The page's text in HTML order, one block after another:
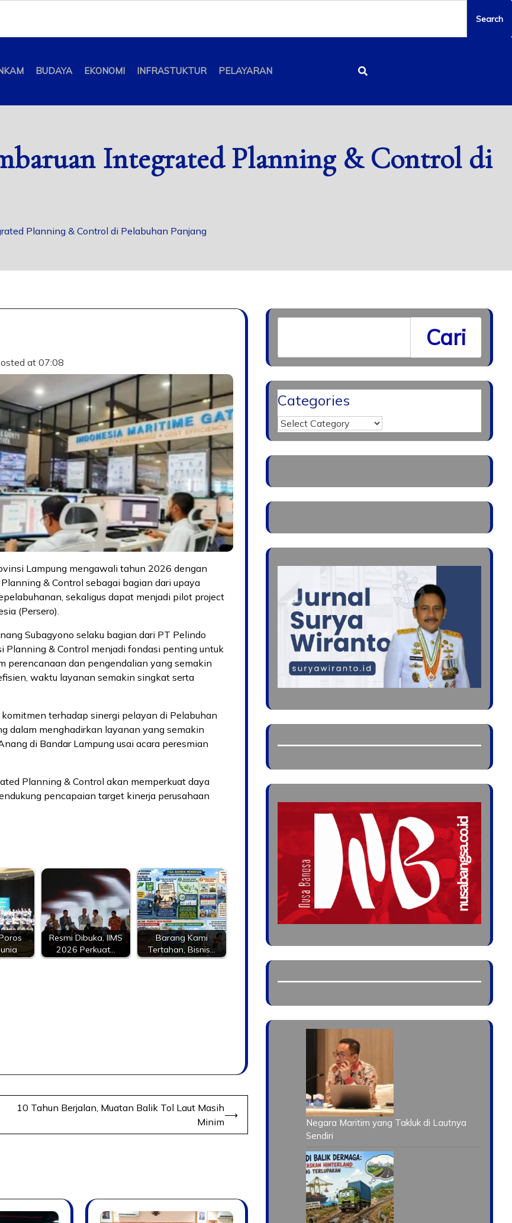
BUDAYA EKONOMI INFRASTUKTUR PELAYARAN
Integrated Planning & Control di
Planning & Control di Pelabuhan Panjang
at07:08
Lampung mengawali tahun 2026 dengan
& Control sebagai bagian dari upaya
sekaligus dapat menjadi pilot project
(Persero).
Subagyono selaku bagian dari PT Pelindo
Planning & Control menjadi fondasi penting untuk
perencanaan dan pengendalian yang semakin
waktu layanan semakin singkat serta
terhadap sinergi pelayan di Pelabuhan
dalam menghadirkan layanan yang semakin
di Bandar Lampung usai acara peresmian
Planning & Control akan memperkuat daya
pencapaian target kinerja perusahaan
Resmi Dibuka, IIMS
2026 Perkuat…
Barang Kami
Tertahan, Bisnis…
10 Tahun Berjalan, Muatan Balik Tol Laut Masih
Minim
⟶
Cari
Categories
Negara Maritim yang Takluk di Lautnya
Sendiri